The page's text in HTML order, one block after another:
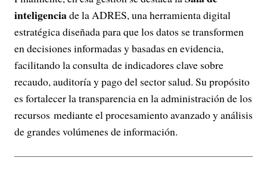
inteligenciade la ADRES, una herramienta digital
estratégica diseñada para que los datos se transformen
en decisiones informadas y basadas en evidencia,
facilitando la consulta de indicadores clave sobre
recaudo, auditoría y pago del sector salud. Su propósito
es fortalecer la transparencia en la administración de los
recursos mediante el procesamiento avanzado y análisis
de grandes volúmenes de información.